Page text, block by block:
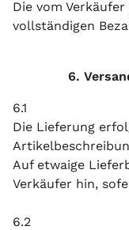
Die vom
vollständigen
6.
6.1
Die Lieferung
Auf etwaige
Verkäufer hin,
6.2